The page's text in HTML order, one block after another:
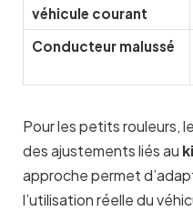
véhicule courant
Conducteur malussé
Pour les petits rouleurs,
des ajustements liés au
approche permet
l’utilisation réelle du